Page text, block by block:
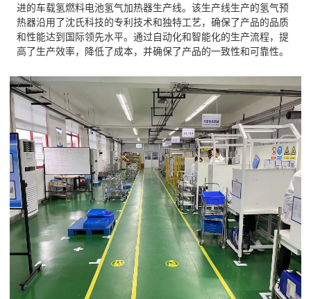
进的车载氢燃料电池氢气加热器生产线。该生产线生产的氢气预
热器沿用了沈氏科技的专利技术和独特工艺，确保了产品的品质
和性能达到国际领先水平。通过自动化和智能化的生产流程，提
高了生产效率，降低了成本，并确保了产品的一致性和可靠性。